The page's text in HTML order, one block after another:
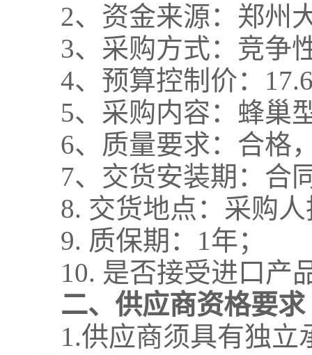
2、 资金来源：郑州
3、采购方式：竞争
4、预算控制价：
5、采购内容：蜂巢
6、质量要求：合格
7、交货安装期：合
8. 交货地点：采购
9. 质保期：1年；
10. 是否接受进口产
二、供应商资格要求
1.供应商须具有独